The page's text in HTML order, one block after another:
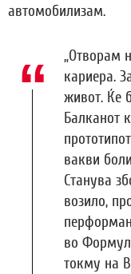
автомобилизам.
„Отворам
кариера.
живот. Ќе
Балканот
вакви
Станува
возило,
во
токму на